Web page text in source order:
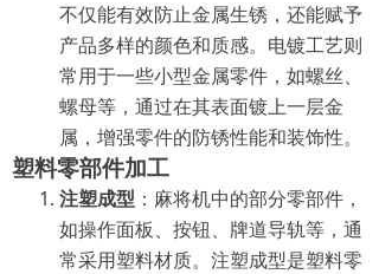
不仅能有效防止金属生锈，还能赋予
产品多样的颜色和质感。电镀工艺则
常用于一些小型金属零件，如螺丝、
螺母等，通过在其表面镀上一层金
属，增强零件的防锈性能和装饰性。
塑料零部件加工
注塑成型 ：麻将机中的部分零部件，
如操作面板、按钮、牌道导轨等，通
常采用塑料材质。注塑成型是塑料零